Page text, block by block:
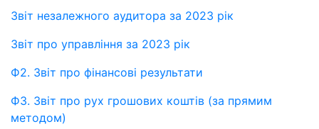
Звіт незалежного аудитора за 2023 рік
Звіт про управління за 2023 рік
Ф2. Звіт про фінансові результати
Ф3. Звiт про рух грошових коштiв (за прямим
методом)